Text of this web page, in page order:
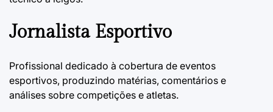
Jornalista Esportivo
Profissional dedicado à cobertura de eventos
esportivos, produzindo matérias, comentários e
análises sobre competições e atletas.